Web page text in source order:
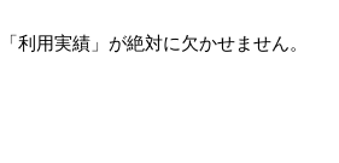
用実績」が絶対に欠かせません。